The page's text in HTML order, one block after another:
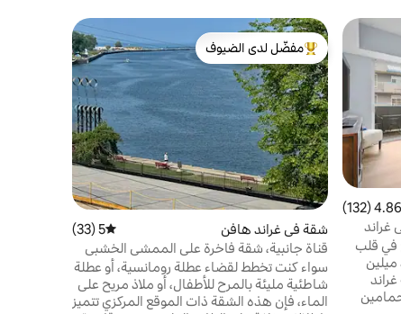
4.86 من 5، 132 مراجعات4.86 (132)
غراند
في قلب
ميلين
من أبرز البيوت المفضّلة لدى الضيوف
مفضّل لدى الضيوف
شقة في غراند هافن متوسط التقييم 5 من 5، 33 مراجعات
5 (33)
قناة جانبية، شقة فاخرة على الممشى الخشبي
سواء كنت تخطط لقضاء عطلة رومانسية، أو عطلة
شاطئية مليئة بالمرح للأطفال، أو ملاذ مريح على
الماء، فإن هذه الشقة ذات الموقع المركزي تتميز